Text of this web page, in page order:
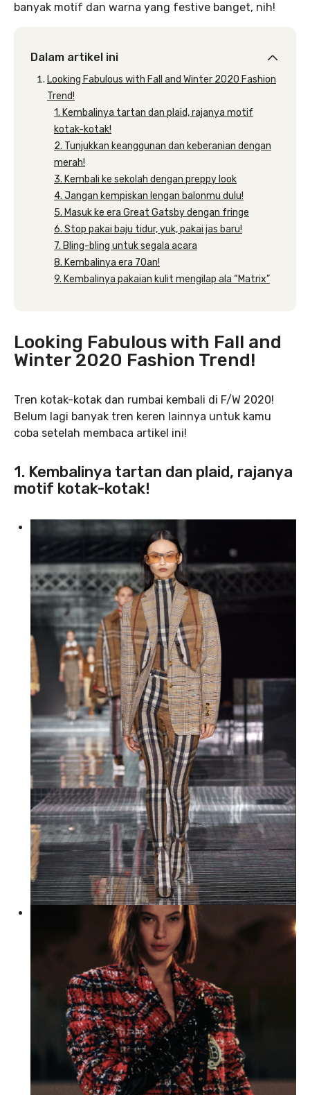
banyak motif dan warna yang festive banget, nih!
Dalam artikel ini
Looking Fabulous with Fall and Winter 2020 Fashion
Trend!
1. Kembalinya tartan dan plaid, rajanya motif
kotak-kotak!
2. Tunjukkan keanggunan dan keberanian dengan
merah!
3. Kembali ke sekolah dengan preppy look
4. Jangan kempiskan lengan balonmu dulu!
5. Masuk ke era Great Gatsby dengan fringe
6. Stop pakai baju tidur, yuk, pakai jas baru!
7. Bling-bling untuk segala acara
8. Kembalinya era 70an!
9. Kembalinya pakaian kulit mengilap ala “Matrix”
Looking Fabulous with Fall and
Winter 2020 Fashion Trend!
Tren kotak-kotak dan rumbai kembali di F/W 2020!
Belum lagi banyak tren keren lainnya untuk kamu
coba setelah membaca artikel ini!
1. Kembalinya tartan dan plaid, rajanya
motif kotak-kotak!